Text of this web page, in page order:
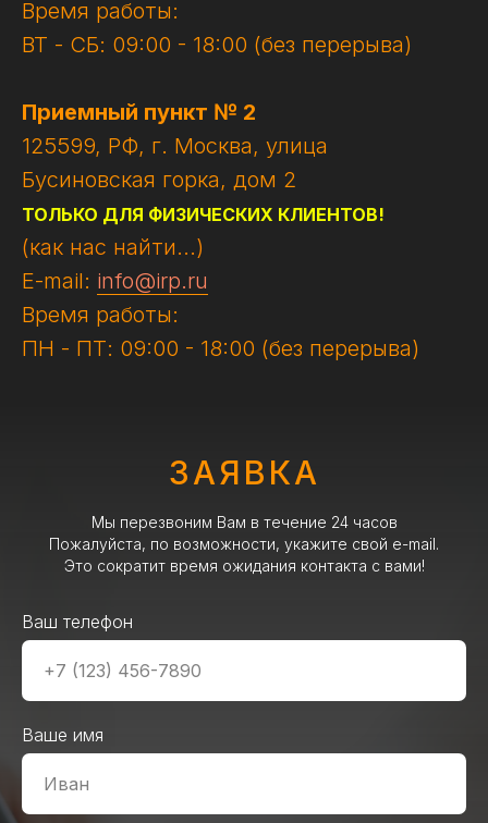
Время работы:
ВТ - СБ: 09:00 - 18:00 (без перерыва)
Приемный пункт № 2
125599, РФ, г. Москва, улица
Бусиновская горка, дом 2
ТОЛЬКО ДЛЯ ФИЗИЧЕСКИХ КЛИЕНТОВ!
(как нас найти...)
E-mail: info@irp.ru
Время работы:
ПН - ПТ: 09:00 - 18:00 (без перерыва)
ЗАЯВКА
Мы перезвоним Вам в течение 24 часов
Пожалуйста, по возможности, укажите свой e-mail.
Это сократит время ожидания контакта с вами!
Ваш телефон
Ваше имя